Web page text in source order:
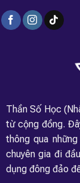
Thần Số Học
từ cộng đồng.
thông qua
chuyên gia đi
dụng đông đảo